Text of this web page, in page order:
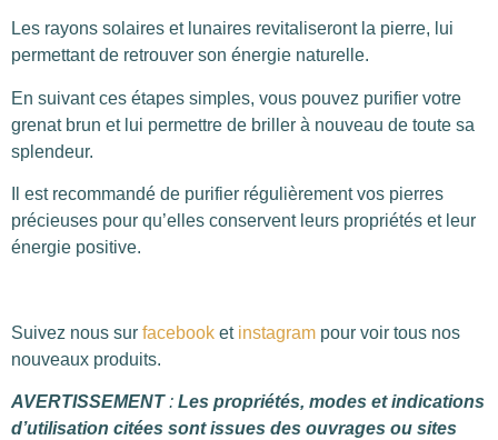
Les rayons solaires et lunaires revitaliseront la pierre, lui
permettant de retrouver son énergie naturelle.
En suivant ces étapes simples, vous pouvez purifier votre
grenat brun et lui permettre de briller à nouveau de toute sa
splendeur.
Il est recommandé de purifier régulièrement vos pierres
précieuses pour qu’elles conservent leurs propriétés et leur
énergie positive.
Suivez nous sur facebook et instagram pour voir tous nos
nouveaux produits.
AVERTISSEMENT: Les propriétés, modes et indications
d’utilisation citées sont issues des ouvrages ou sites